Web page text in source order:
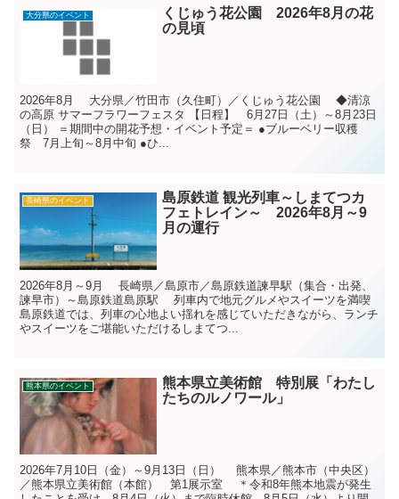
大分県のイベント
くじゅう花公園 2026年8月の花
の見頃
2026年8月 大分県／竹田市（久住町）／くじゅう花公園 ◆清涼
の高原 サマーフラワーフェスタ 【日程】 6月27日（土）～8月23日
（日） ＝期間中の開花予想・イベント予定＝ ●ブルーベリー収穫
祭 7月上旬～8月中旬 ●ひ...
長崎県のイベント
島原鉄道 観光列車～しまてつカ
フェトレイン～ 2026年8月～9
月の運行
2026年8月～9月 長崎県／島原市／島原鉄道諫早駅（集合・出発、
諫早市）～島原鉄道島原駅 列車内で地元グルメやスイーツを満喫
島原鉄道では、列車の心地よい揺れを感じていただきながら、ランチ
やスイーツをご堪能いただけるしまてつ...
熊本県のイベント
熊本県立美術館 特別展「わたし
たちのルノワール」
2026年7月10日（金）～9月13日（日） 熊本県／熊本市（中央区）
／熊本県立美術館（本館） 第1展示室 ＊令和8年熊本地震が発生